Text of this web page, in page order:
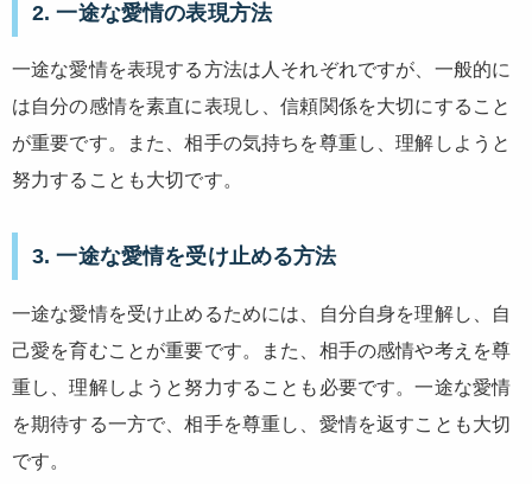
2. 一途な愛情の表現方法
一途な愛情を表現する方法は人それぞれですが、一般的に
は自分の感情を素直に表現し、信頼関係を大切にすること
が重要です。また、相手の気持ちを尊重し、理解しようと
努力することも大切です。
3. 一途な愛情を受け止める方法
一途な愛情を受け止めるためには、自分自身を理解し、自
己愛を育むことが重要です。また、相手の感情や考えを尊
重し、理解しようと努力することも必要です。一途な愛情
を期待する一方で、相手を尊重し、愛情を返すことも大切
です。